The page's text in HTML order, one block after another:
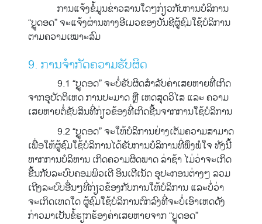
ການແຈ້ງຂໍ້ມູນຂ່າວສານໃດໆກ່ຽວກັບການບໍລິການ
“ບຼູດອດ” ຈະແຈ້ງຜ່ານທາງອີເມວຂອງບັນຊີຜູ້ຊົມໃຊ້ບໍລິການ
ຕາມຄວາມເໝາະສົມ
9. ການຈຳກັດຄວາມຮັບຜິດ
9.1 “ບຼູດອດ” ຈະບໍ່ຮັບຜິດສຳລັບຄ່າເສຍຫາຍທີ່ເກິດ
ຈາກອຸບັດຕິເຫດ ການປະມາດ ຫຼື ເຫດສຸດວິໄສ ແລະ ຄວາມ
ເສຍຫາຍຕໍ່ຊັບສິນທີ່ກ່ຽວຂ້ອງທີ່ເກິດຊື້ນຈາກການໃຊ້ບໍລິການ
9.2 “ບຼູດອດ” ຈະໃຫ້ບໍລິການຢ່າງເຕັມຄວາມສາມາດ
ເພື່ອໃຫ້ຜູ້ຊົມໃຊ້ບໍລິການໄດ້ຮັບການບໍລິການທີ່ພຶງພໍໃຈ ທັງນີ້
ຫາກການບໍລິຫານ ເກິດຄວາມຜິດພາດ ລ່າຊ້າ ໄມ່ວ່າຈະເກິດ
ຂື້ນກັບລະບົບຄອມພິວເຕີ ອິນເຕີເນັດ ອຸປະກອນຕ່າງໆ ລວມ
ເຖີງລະບົບອື່ນໆທີ່ກ່ຽວຂ້ອງກັບການໃຫ້ບໍລິການ ແລະບໍ່ວ່າ
ຈະເກິດເຫດໃດ ຜູ້ຊົມໃຊ້ບໍລິການຕົກລົງທີ່ຈະບໍ່ເອົາເຫດດັງ
ກ່າວມາເປັນຂໍ້ຮຽກຮ້ອງຄ່າເສຍຫາຍຈາກ “ບຼູດອດ”